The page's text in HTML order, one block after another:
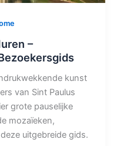
–
kunst
van Sint Paulus
grote pauselijke
mozaïeken,
uitgebreide gids.